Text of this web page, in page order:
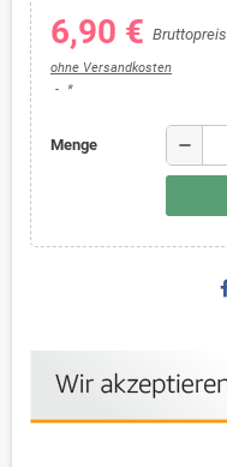
6,90 € Bruttopreis
ohne Versandkosten
*
Menge remove